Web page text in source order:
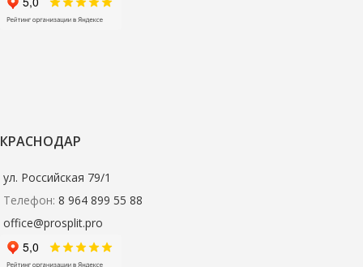
КРАСНОДАР
ул. Российская 79/1
Телефон: 8 964 899 55 88
office@prosplit.pro